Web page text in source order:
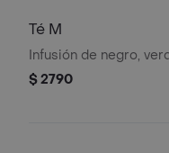
Té M
Infusión de negro,
$ 2790